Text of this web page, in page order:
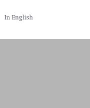
In English